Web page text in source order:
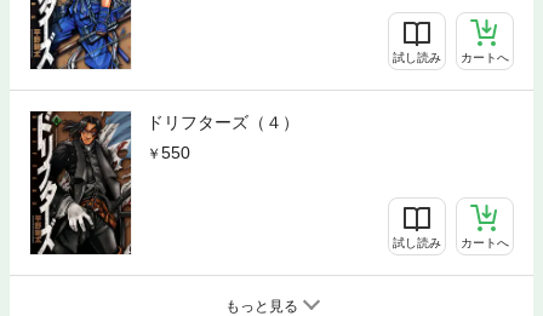
試し読み カートへ
ドリフターズ（４）
550
試し読み カートへ
もっと見る